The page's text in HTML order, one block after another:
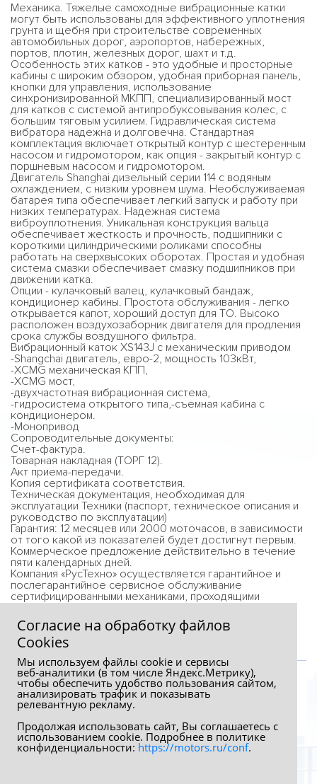
Механика. Тяжелые самоходные вибрационные катки
могут быть использованы для эффективного уплотнения
грунта и щебня при строительстве современных
автомобильных дорог, аэропортов, набережных,
портов, плотин, железных дорог, шахт и т.д.
Особенность этих катков - это удобные и просторные
кабины с широким обзором, удобная приборная панель,
кнопки для управления, использование
синхронизированной МКПП, специализированный мост
для катков с системой антипробуксовывания колес, с
большим тяговым усилием. Гидравлическая система
вибратора надежна и долговечна. Стандартная
комплектация включает открытый контур с шестеренным
насосом и гидромотором, как опция - закрытый контур с
поршневым насосом и гидромотором.
Двигатель Shanghai дизельный серии 114 с водяным
охлаждением, с низким уровнем шума. Необслуживаемая
батарея типа обеспечивает легкий запуск и работу при
низких температурах. Надежная система
виброуплотнения. Уникальная конструкция вальца
обеспечивает жесткость и прочность, подшипники с
короткими цилиндрическими роликами способны
работать на сверхвысоких оборотах. Простая и удобная
система смазки обеспечивает смазку подшипников при
движении катка.
Опции - кулачковый валец, кулачковый бандаж,
кондиционер кабины. Простота обслуживания - легко
открывается капот, хороший доступ для ТО. Высоко
расположен воздухозаборник двигателя для продления
срока службы воздушного фильтра.
Вибрационный каток XS143J с механическим приводом
-Shangchai двигатель, евро-2, мощность 103кВт,
-XCMG механическая КПП,
-XCMG мост,
-двухчастотная вибрационная система,
-гидросистема открытого типа,-съемная кабина с
кондиционером.
-Монопривод
Сопроводительные документы:
Счет-фактура.
Товарная накладная (ТОРГ 12).
Акт приема-передачи.
Копия сертификата соответствия.
Техническая документация, необходимая для
эксплуатации Техники (паспорт, техническое описания и
руководство по эксплуатации)
Гарантия: 12 месяцев или 2000 моточасов, в зависимости
от того какой из показателей будет достигнут первым.
Коммерческое предложение действительно в течение
пяти календарных дней.
Компания «РусТехно» осуществляется гарантийное и
послегарантийное сервисное обслуживание
сертифицированными механиками, проходящими
Согласие на обработку файлов
Сookies
Мы используем файлы cookie и сервисы
веб‑аналитики (в том числе Яндекс.Метрику),
чтобы обеспечить удобство пользования сайтом,
анализировать трафик и показывать
релевантную рекламу.
Продолжая использовать сайт, Вы соглашаетесь с
использованием cookie. Подробнее в политике
конфиденциальности: https://motors.ru/conf.